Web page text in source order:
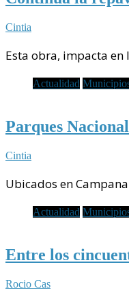
Cintia
Esta obra, impacta en
Actualidad
Parques
Cintia
Ubicados en
Actualidad
Entre los
Rocio Cas